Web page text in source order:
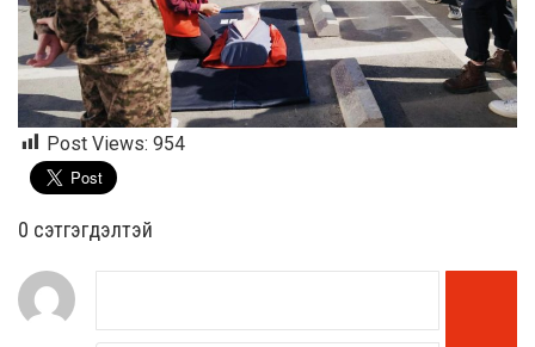
Post Views: 954
0 cэтгэгдэлтэй